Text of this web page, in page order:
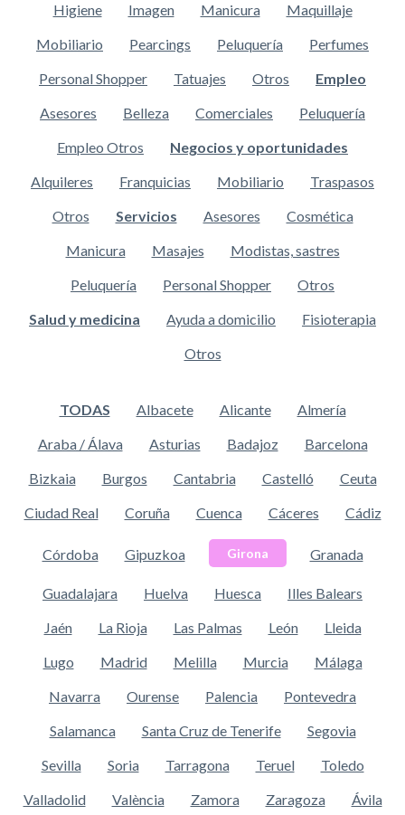
Higiene
Imagen Manicura
Maquillaje
Mobiliario
Pearcings Peluquería
Perfumes
Personal Shopper
Tatuajes Otros
Empleo
Asesores
Belleza Comerciales
Peluquería
Empleo Otros
Negocios y oportunidades
Alquileres
Franquicias Mobiliario
Traspasos
Otros
Servicios Asesores
Cosmética
Manicura
Masajes
Modistas, sastres
Peluquería
Personal Shopper
Otros
Salud y medicina
Ayuda a domicilio
Fisioterapia
Otros
TODAS Albacete Alicante
Almería
Araba / Álava
Asturias Badajoz
Barcelona
Bizkaia
Burgos Cantabria Castelló
Ceuta
Ciudad Real
Coruña Cuenca Cáceres Cádiz
Córdoba Gipuzkoa Girona Granada
Guadalajara Huelva Huesca
Illes Balears
Jaén
La Rioja Las Palmas León
Lleida
Lugo
Madrid Melilla Murcia
Málaga
Navarra
Ourense Palencia
Pontevedra
Salamanca
Santa Cruz de Tenerife
Segovia
Sevilla
Soria Tarragona Teruel
Toledo
Valladolid
València Zamora Zaragoza Ávila